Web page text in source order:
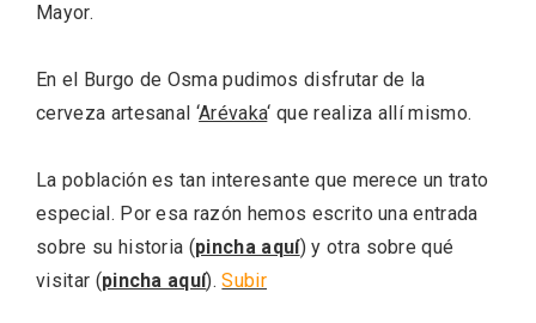
Mayor.
En el Burgo de Osma pudimos disfrutar de la
cerveza artesanal ‘Arévaka‘ que realiza allí mismo.
La población es tan interesante que merece un trato
especial. Por esa razón hemos escrito una entrada
sobre su historia (pincha aquí) y otra sobre qué
visitar (pincha aquí).Subir